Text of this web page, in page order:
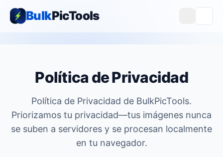
BulkPicTools
Política de Privacidad
Política de Privacidad de BulkPicTools.
Priorizamos tu privacidad—tus imágenes nunca
se suben a servidores y se procesan localmente
en tu navegador.